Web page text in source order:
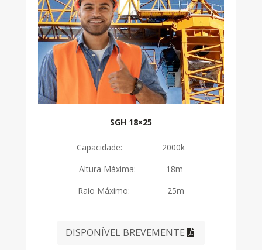
SGH 18×25
Capacidade: 2000k
Altura Máxima: 18m
Raio Máximo: 25m
DISPONÍVEL BREVEMENTE